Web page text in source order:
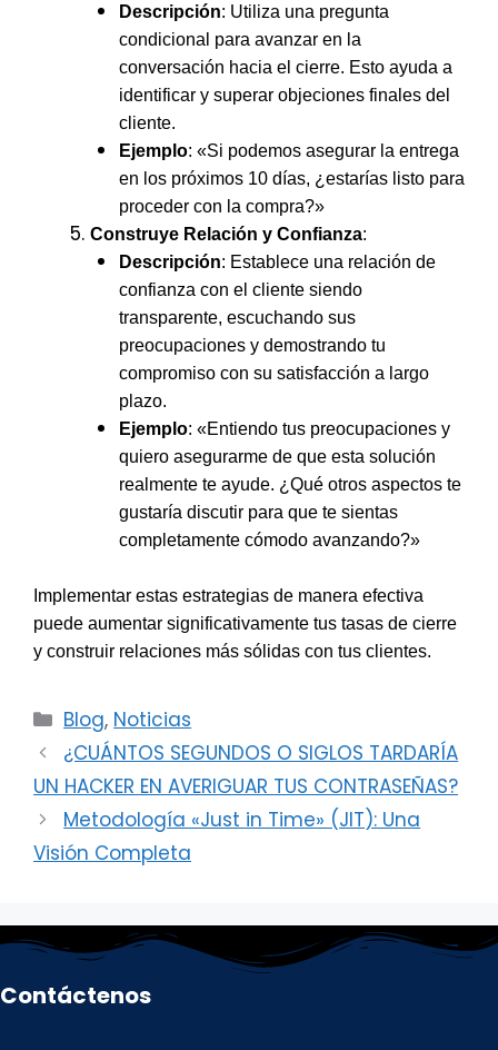
Descripción: Utiliza una pregunta
condicional para avanzar en la
conversación hacia el cierre. Esto ayuda a
identificar y superar objeciones finales del
cliente.
Ejemplo: «Si podemos asegurar la entrega
en los próximos 10 días, ¿estarías listo para
proceder con la compra?»
Construye Relación y Confianza:
Descripción: Establece una relación de
confianza con el cliente siendo
transparente, escuchando sus
preocupaciones y demostrando tu
compromiso con su satisfacción a largo
plazo.
Ejemplo: «Entiendo tus preocupaciones y
quiero asegurarme de que esta solución
realmente te ayude. ¿Qué otros aspectos te
gustaría discutir para que te sientas
completamente cómodo avanzando?»
Implementar estas estrategias de manera efectiva
puede aumentar significativamente tus tasas de cierre
y construir relaciones más sólidas con tus clientes.
Categorías
Blog, Noticias
¿CUÁNTOS SEGUNDOS O SIGLOS TARDARÍA
UN HACKER EN AVERIGUAR TUS CONTRASEÑAS?
Metodología «Just in Time» (JIT): Una
Visión Completa
Contáctenos